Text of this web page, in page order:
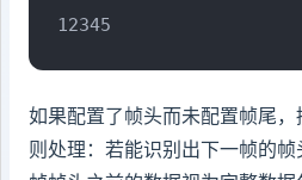
12345
如果配置了帧头而未配置帧尾
则处理：若能识别出下一帧的